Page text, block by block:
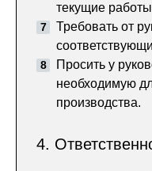
текущие
Требовать от
Просить у
необходимую
производства.
4.